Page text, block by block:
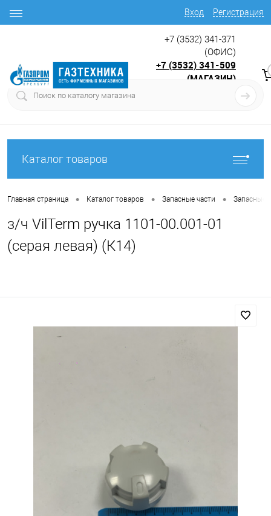
Вход Регистрация
+7 (3532) 341-371
(ОФИС)
+7 (3532) 341-509
(МАГАЗИН)
Каталог товаров
Главная страница • Каталог товаров • Запасные части • Запасные
з/ч VilTerm ручка 1101-00.001-01
(серая левая) (К14)